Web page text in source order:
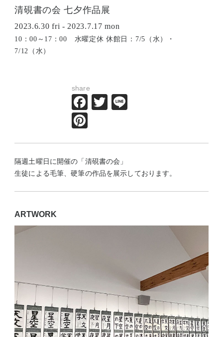
清硯書の会 七夕作品展
2023.6.30 fri - 2023.7.17 mon
10：00～17：00 水曜定休 休館日：7/5（水）・
7/12（水）
share
Facebook
Twitter
隔週土曜日に開催の「清硯書の会」
生徒による毛筆、硬筆の作品を展示しております。
ARTWORK